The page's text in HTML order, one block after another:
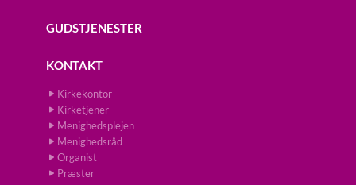
GUDSTJENESTER
KONTAKT
Kirkekontor
Kirketjener
Menighedsplejen
Menighedsråd
Organist
Præster